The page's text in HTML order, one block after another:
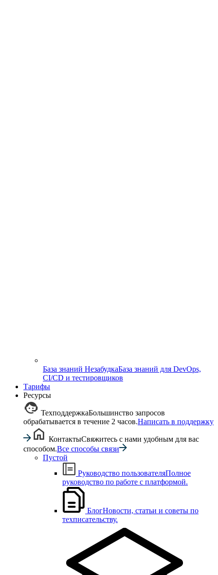
База знаний НезабудкаБаза знаний для DevOps,
CI/CD и тестировщиков
Тарифы
Ресурсы
ТехподдержкаБольшинство запросов
обрабатывается в течение 2 часов.Написать в поддержку
КонтактыСвяжитесь с нами удобным для вас
способом.Все способы связи
Пустой
Руководство пользователяПолное
руководство по работе с платформой.
БлогНовости, статьи и советы по
техписательству.